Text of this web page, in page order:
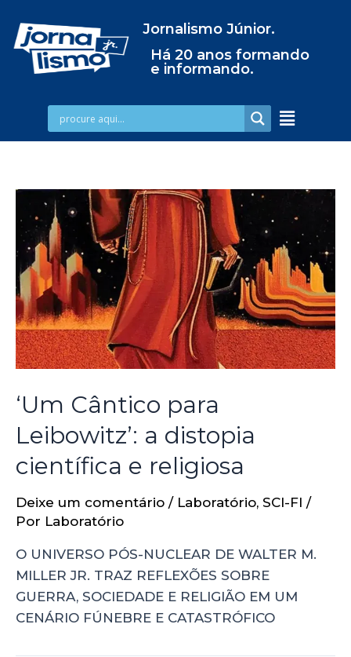
Jornalismo Júnior.
Há 20 anos formando
e informando.
‘Um Cântico para
Leibowitz’: a distopia
científica e religiosa
Deixe um comentário / Laboratório, SCI-FI /
Por Laboratório
O UNIVERSO PÓS-NUCLEAR DE WALTER M.
MILLER JR. TRAZ REFLEXÕES SOBRE
GUERRA, SOCIEDADE E RELIGIÃO EM UM
CENÁRIO FÚNEBRE E CATASTRÓFICO